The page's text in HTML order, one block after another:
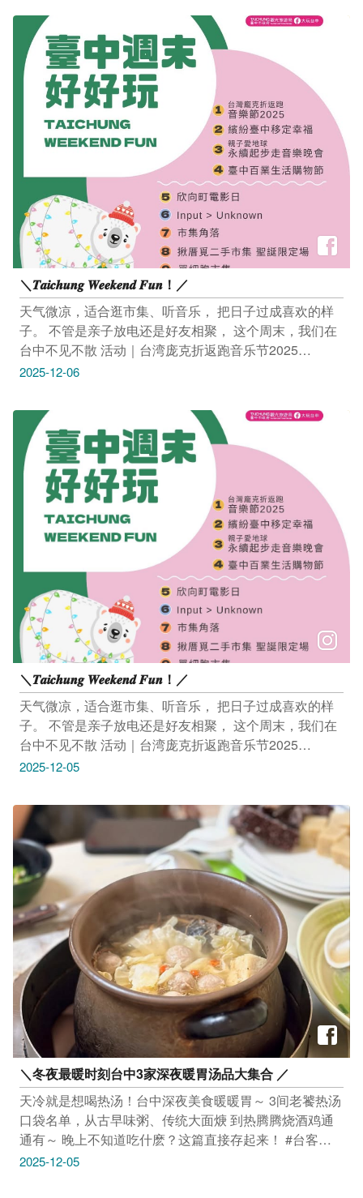
劳，推荐下山後走访泡汤 更多台中观光资讯请上台中观
光旅游网(https://travel.taichung.gov.tw/)查询
＼𝑻𝒂𝒊𝒄𝒉𝒖𝒏𝒈 𝑾𝒆𝒆𝒌𝒆𝒏𝒅 𝑭𝒖𝒏！／
天气微凉，适合逛市集、听音乐， 把日子过成喜欢的样
子。 不管是亲子放电还是好友相聚， 这个周末，我们在
台中不见不散 活动｜台湾庞克折返跑音乐节2025
12/6(六)－12/7(日) 11:00-22:00 台中洲际棒球场（台中市
https://reurl.cc/MMXm0v -------------------------------- 活动｜
缤纷台中移定幸福 12/6(六) 09:00–13:00 台中市新住民艺
文中心前广场（台中市南屯区文心南五路一段331号，丰
乐雕塑公园内） 活动连结：https://reurl.cc/nlLxDX ---------
----------------------- 活动｜亲子爱地球 永续起步走音乐晚会
12/6(六) 18:00-20:30 福阳国民小学（台中市丰原区南阳
路绿山巷83号） 活动连结：https://reurl.cc/GGKgvx -------
------------------------- 活动｜台中百业生活购物节 12/5(五)－
12/8(一) 10:00-18:00 台中国际展览馆（台中市乌日区中
山路三段1号） 活动连结：https://reurl.cc/MMyWOn -------
------------------------- 活动｜欣向町电影日 12/6(六) 17:30-
19:30 欣向町森活园区 (台中市后里区甲后路二段 350 号)
活动连结：https://reurl.cc/k8rmYx --------------------------------
展览｜ Input > Unknown 即日起至1/4(日) 周二至周日及
国定假日 13:00-21:00 (每周一公休) 勤美术馆（台中市西
区馆前路79号） 活动连结：https://reurl.cc/vK6GV1 -------
------------------------- 市集｜市集角落 12/6(六)－12/7(日)
12:00-21:00 PARK2 草悟广场（台中市西区英才路534
号） 活动连结：https://reurl.cc/W8vyak ------------------------
-------- 市集｜揪厝觅二手市集 圣诞限定场 12/6(六)－
市南区复兴路三段362号B09） 活动连结：
https://reurl.cc/la7lL6 -------------------------------- 市集｜单细
胞市集 12/6(六)－12/7(日) 12:30-20:30 诚品生活480号
（台中市西屯区市政路480号） 活动连结：
https://reurl.cc/Dboeve --------------------------------
2025-12-06
＼𝑻𝒂𝒊𝒄𝒉𝒖𝒏𝒈 𝑾𝒆𝒆𝒌𝒆𝒏𝒅 𝑭𝒖𝒏！／
天气微凉，适合逛市集、听音乐， 把日子过成喜欢的样
子。 不管是亲子放电还是好友相聚， 这个周末，我们在
台中不见不散 活动｜台湾庞克折返跑音乐节2025
12/6(六)－12/7(日) 11:00-22:00 台中洲际棒球场（台中市
https://reurl.cc/MMXm0v -------------------------------- 活动｜
缤纷台中移定幸福 12/6(六) 09:00–13:00 台中市新住民艺
文中心前广场（台中市南屯区文心南五路一段331号，丰
乐雕塑公园内） 活动连结：https://reurl.cc/nlLxDX ---------
----------------------- 活动｜亲子爱地球 永续起步走音乐晚会
12/6(六) 18:00-20:30 福阳国民小学（台中市丰原区南阳
路绿山巷83号） 活动连结：https://reurl.cc/GGKgvx -------
------------------------- 活动｜台中百业生活购物节 12/5(五)－
12/8(一) 10:00-18:00 台中国际展览馆（台中市乌日区中
山路三段1号） 活动连结：https://reurl.cc/MMyWOn -------
------------------------- 活动｜欣向町电影日 12/6(六) 17:30-
19:30 欣向町森活园区 (台中市后里区甲后路二段 350 号)
活动连结：https://reurl.cc/k8rmYx --------------------------------
展览｜ Input > Unknown 即日起至1/4(日) 周二至周日及
国定假日 13:00-21:00 (每周一公休) 勤美术馆（台中市西
区馆前路79号） 活动连结：https://reurl.cc/vK6GV1 -------
------------------------- 市集｜市集角落 12/6(六)－12/7(日)
12:00-21:00 PARK2 草悟广场（台中市西区英才路534
号） 活动连结：https://reurl.cc/W8vyak ------------------------
-------- 市集｜揪厝觅二手市集 圣诞限定场 12/6(六)－
2025-12-05
＼冬夜最暖时刻台中3家深夜暖胃汤品大集合 ／
天冷就是想喝热汤！台中深夜美食暖暖胃～ 3间老饕热汤
口袋名单，从古早味粥、传统大面焿 到热腾腾烧酒鸡通
通有～ 晚上不知道吃什麽？这篇直接存起来！ #台客烧
肉粥 招牌肉粥暖呼呼入口超舒服 香气浓郁、再配几道小
2025-12-05